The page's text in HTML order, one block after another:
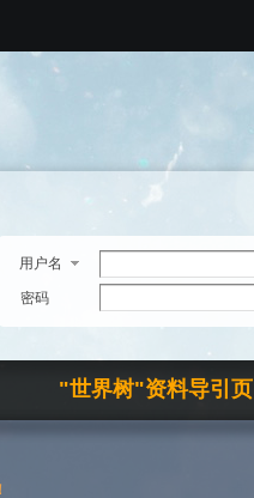
用户名
密码
"世界树"资料导引页